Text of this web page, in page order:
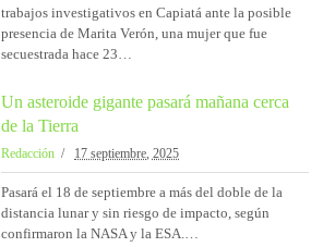
trabajos investigativos en Capiatá ante la posible
presencia de Marita Verón, una mujer que fue
secuestrada hace 23…
Un asteroide gigante pasará mañana cerca
de la Tierra
Redacción 17 septiembre, 2025
Pasará el 18 de septiembre a más del doble de la
distancia lunar y sin riesgo de impacto, según
confirmaron la NASA y la ESA.…